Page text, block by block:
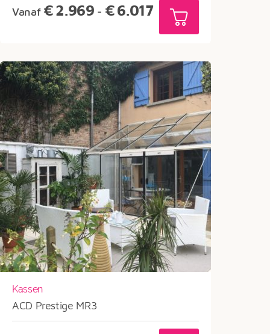
Vanaf €2.969 - €6.017Prijsklasse:
€2.969
Kassen
ACD Prestige MR3